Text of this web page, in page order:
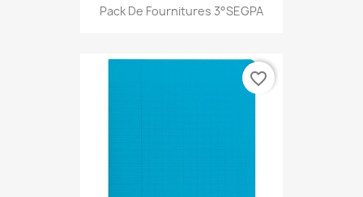
Pack De Fournitures 3°SEGPA
favorite_border